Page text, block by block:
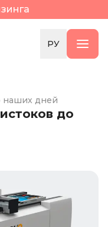
РУ
наших дней
до